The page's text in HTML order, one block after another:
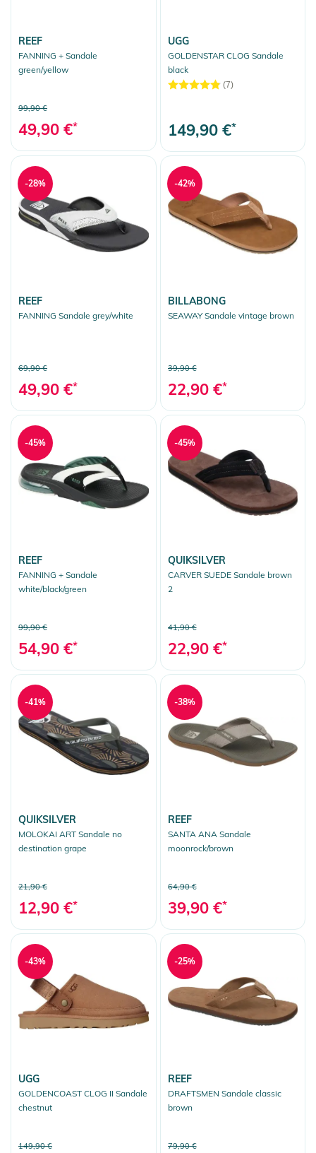
REEF
FANNING + Sandale
green/yellow
99,90 €
49,90 €*
UGG
GOLDENSTAR CLOG Sandale
black
(7)
149,90 €*
REEF
FANNING Sandale grey/white
69,90 €
49,90 €*
-28%
BILLABONG
SEAWAY Sandale vintage brown
39,90 €
22,90 €*
-42%
REEF
FANNING + Sandale
white/black/green
99,90 €
54,90 €*
-45%
QUIKSILVER
CARVER SUEDE Sandale brown
2
41,90 €
22,90 €*
-45%
QUIKSILVER
MOLOKAI ART Sandale no
destination grape
21,90 €
12,90 €*
-41%
REEF
SANTA ANA Sandale
moonrock/brown
64,90 €
39,90 €*
-38%
UGG
GOLDENCOAST CLOG II Sandale
chestnut
149,90 €
-43%
REEF
DRAFTSMEN Sandale classic
brown
79,90 €
-25%